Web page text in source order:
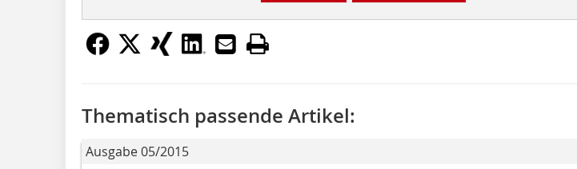
Thematisch passende Artikel:
Ausgabe 05/2015